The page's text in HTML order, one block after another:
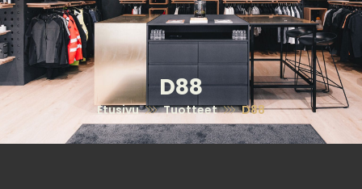
D88
Etusivu Tuotteet D88